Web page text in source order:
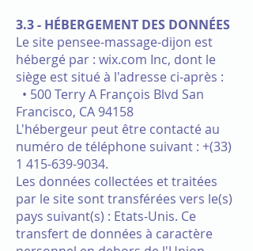
3.3 - HÉBERGEMENT DES DONNÉES
Le site pensee-massage-dijon est
hébergé par : wix.com Inc, dont le
siège est situé à l'adresse ci-après :
• 500 Terry A François Blvd San
Francisco, CA 94158
L'hébergeur peut être contacté au
numéro de téléphone suivant : +(33)
1 415-639-9034.
Les données collectées et traitées
par le site sont transférées vers le(s)
pays suivant(s) : Etats-Unis. Ce
transfert de données à caractère